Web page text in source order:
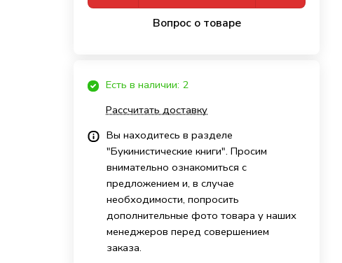
Вопрос о товаре
Есть в наличии: 2
Рассчитать доставку
Вы находитесь в разделе
"Букинистические книги". Просим
внимательно ознакомиться с
предложением и, в случае
необходимости, попросить
дополнительные фото товара у наших
менеджеров перед совершением
заказа.